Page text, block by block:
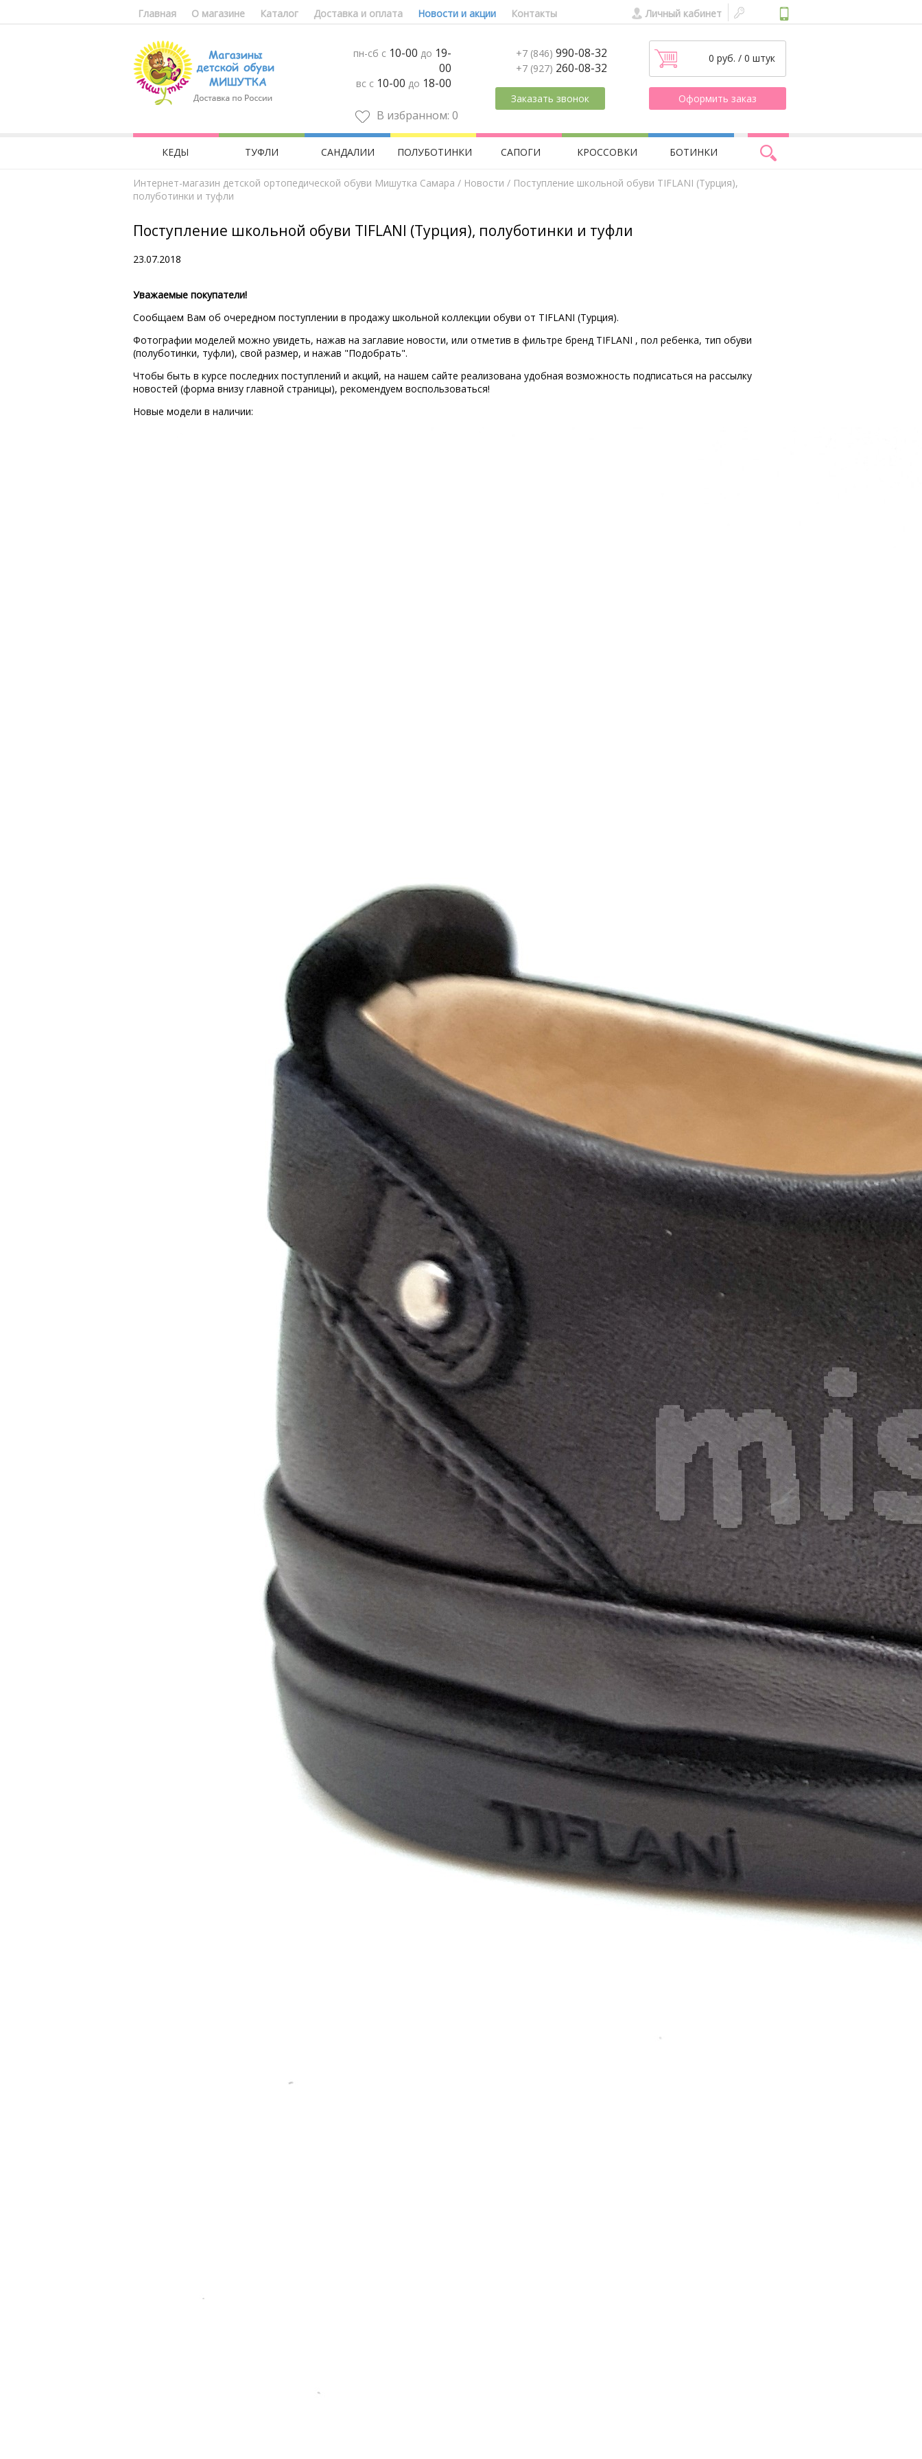
Главная О магазине Каталог Доставка и оплата Новости и акции Контакты Личный кабинет
пн-сб с 10-00 до 19-
00
вс с 10-00 до 18-00
В избранном: 0
+7 (846) 990-08-32
+7 (927) 260-08-32
Заказать звонок
0 руб. / 0 штук
Оформить заказ
КЕДЫ ТУФЛИ САНДАЛИИ ПОЛУБОТИНКИ САПОГИ КРОССОВКИ БОТИНКИ
Интернет-магазин детской ортопедической обуви Мишутка Самара / Новости / Поступление школьной обуви TIFLANI (Турция),
полуботинки и туфли
Поступление школьной обуви TIFLANI (Турция), полуботинки и туфли
23.07.2018
Уважаемые покупатели!
Сообщаем Вам об очередном поступлении в продажу школьной коллекции обуви от TIFLANI (Турция).
Фотографии моделей можно увидеть, нажав на заглавие новости, или отметив в фильтре бренд TIFLANI , пол ребенка, тип обуви
(полуботинки, туфли), свой размер, и нажав "Подобрать".
Чтобы быть в курсе последних поступлений и акций, на нашем сайте реализована удобная возможность подписаться на рассылку
новостей (форма внизу главной страницы), рекомендуем воспользоваться!
Новые модели в наличии: